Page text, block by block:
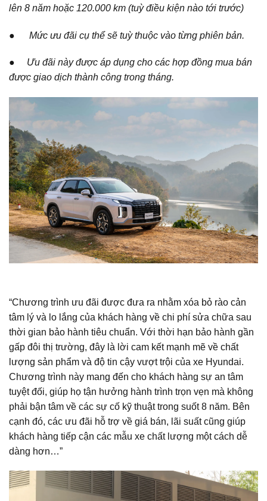
lên 8 năm hoặc 120.000 km (tuỳ điều kiện nào tới trước)
● Mức ưu đãi cụ thể sẽ tuỳ thuộc vào từng phiên bản.
● Ưu đãi này được áp dụng cho các hợp đồng mua bán
được giao dịch thành công trong tháng.
“Chương trình ưu đãi được đưa ra nhằm xóa bỏ rào cản
tâm lý và lo lắng của khách hàng về chi phí sửa chữa sau
thời gian bảo hành tiêu chuẩn. Với thời hạn bảo hành gần
gấp đôi thị trường, đây là lời cam kết mạnh mẽ về chất
lượng sản phẩm và độ tin cậy vượt trội của xe Hyundai.
Chương trình này mang đến cho khách hàng sự an tâm
tuyệt đối, giúp họ tận hưởng hành trình trọn vẹn mà không
phải bận tâm về các sự cố kỹ thuật trong suốt 8 năm. Bên
cạnh đó, các ưu đãi hỗ trợ về giá bán, lãi suất cũng giúp
khách hàng tiếp cận các mẫu xe chất lượng một cách dễ
dàng hơn…”